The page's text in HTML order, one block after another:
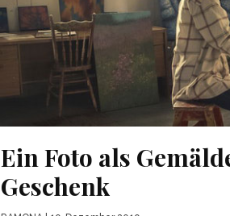
Ein Foto als
Geschenk